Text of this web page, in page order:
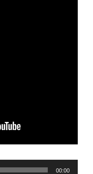
00:00